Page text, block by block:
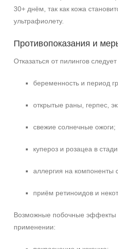
30+ днём, так как кожа
ультрафиолету.
Противопоказания и
Отказаться от пилингов
беременность и период
открытые раны, герпес,
свежие солнечные ожоги;
купероз и розацеа в
аллергия на компоненты
приём ретиноидов и
Возможные побочные эффекты
применении: